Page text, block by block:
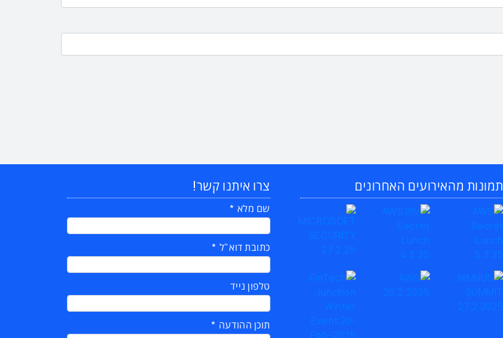
תמונות מהאירועים האחרונים צרו איתנו קשר!
שם מלא
כתובת דוא"ל
טלפון נייד
תוכן ההודעה